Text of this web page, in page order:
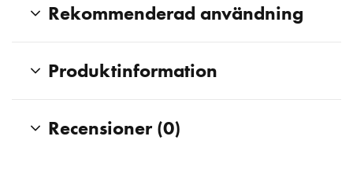
Rekommenderad användning
Produktinformation
Recensioner (0)